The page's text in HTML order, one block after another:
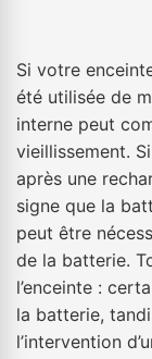
Si votre
été utilisée de
interne peut
vieillissement.
après une
signe que la
peut être
de la batterie.
l’enceinte :
la batterie,
l’intervention